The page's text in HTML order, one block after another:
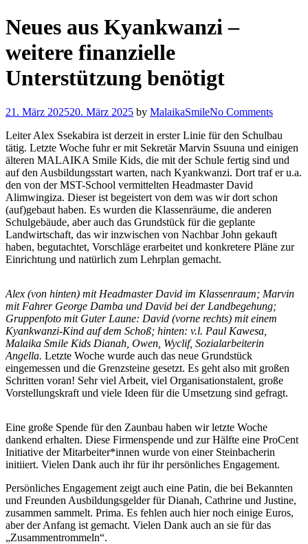
Neues aus Kyankwanzi –
weitere finanzielle
Unterstützung benötigt
21. März 202520. März 2025 by MalaikaSmileNo Comments
Leiter Alex Ssekabira ist derzeit in erster Linie für den Schulbau
tätig. Letzte Woche fuhr er mit Sekretär Marvin Ssuuna und einigen
älteren MALAIKA Smile Kids, die mit der Schule fertig sind und
auf den Ausbildungsstart warten, nach Kyankwanzi. Dort traf er u.a.
den von der MST-School vermittelten Headmaster David
Alimwingiza. Dieser ist begeistert von dem was wir dort schon
(auf)gebaut haben. Es wurden die Klassenräume, die anderen
Schulgebäude, aber auch das Grundstück für die geplante
Landwirtschaft, das wir inzwischen von Nachbar John gekauft
haben, begutachtet, Vorschläge erarbeitet und konkretere Pläne zur
Einrichtung und natürlich zum Lehrplan gemacht.
Alex (von hinten) mit Headmaster David im Klassenraum; Marvin
mit Fahrer George Damba und David bei der Landbegehung;
Gruppenfoto mit Guter Laune: David (vorne rechts) mit einem
Kyankwanzi-Kind auf dem Schoß; hinten: v.l. Paul Kawesa,
Malaika Smile Kids Dianah, Owen, Wyclif, Sozialarbeiterin
Angella. Letzte Woche wurde auch das neue Grundstück
eingemessen und die Grenzsteine gesetzt. Es geht also mit großen
Schritten voran! Sehr viel Arbeit, viel Organisationstalent, große
Vorstellungskraft und viele Ideen für die Umsetzung sind gefragt.
Eine große Spende für den Zaunbau haben wir letzte Woche
dankend erhalten. Diese Firmenspende und zur Hälfte eine ProCent
Initiative der Mitarbeiter*innen wurde von einer Steinbacherin
initiiert. Vielen Dank auch ihr für ihr persönliches Engagement.
Persönliches Engagement zeigt auch eine Patin, die bei Bekannten
und Freunden Ausbildungsgelder für Dianah, Cathrine und Justine,
zusammen sammelt. Prima. Es fehlen auch hier noch einige Euros,
aber der Anfang ist gemacht. Vielen Dank auch an sie für das
„Zusammentrommeln“.